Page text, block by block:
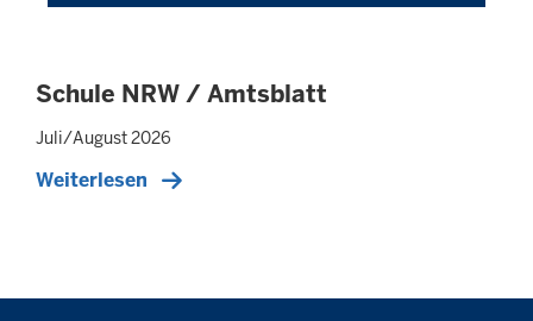
Schule NRW / Amtsblatt
Juli/August 2026
Weiterlesen